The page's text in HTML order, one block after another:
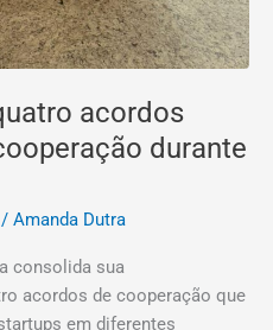
acordos
durante
/ Amanda Dutra
consolida sua
acordos de cooperação que
em diferentes